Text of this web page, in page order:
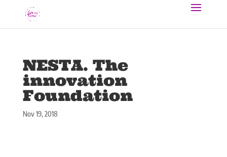
NESTA. The
innovation
Foundation
Nov 19, 2018